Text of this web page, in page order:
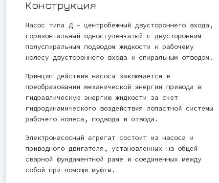
Конструкция
Насос типа Д – центробежный двустороннего входа,
горизонтальный одноступенчатый с двусторонним
полуспиральным подводом жидкости к рабочему
колесу двустороннего входа и спиральным отводом.
Принцип действия насоса заключается в
преобразовании механической энергии привода в
гидравлическую энергию жидкости за счет
гидродинамического воздействия лопастной системы
рабочего колеса, подвода и отвода.
Электронасосный агрегат состоит из насоса и
приводного двигателя, установленных на общей
сварной фундаментной раме и соединенных между
собой при помощи муфты.